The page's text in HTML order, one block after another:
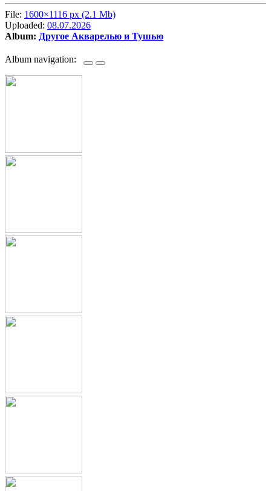
File: 1600×1116 px (2.1 Mb)
Uploaded: 08.07.2026
Album: Другое Акварелью и Тушью
Album navigation: